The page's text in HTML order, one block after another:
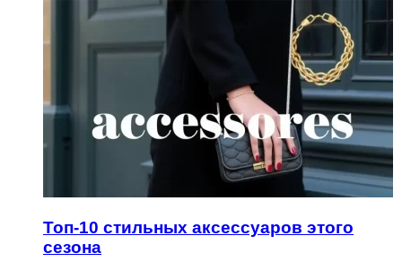
Топ-10 стильных аксессуаров этого
сезона